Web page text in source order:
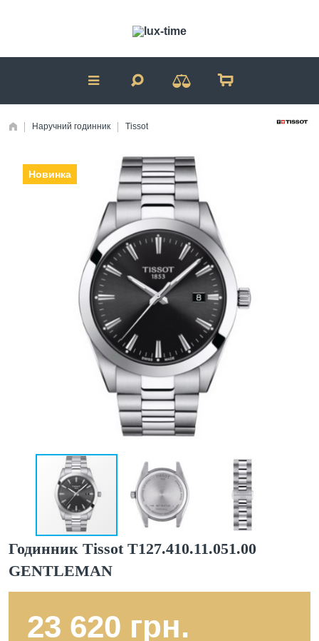
Наручний годинник Tissot
Новинка
Годинник Tissot T127.410.11.051.00
GENTLEMAN
23 620 грн.